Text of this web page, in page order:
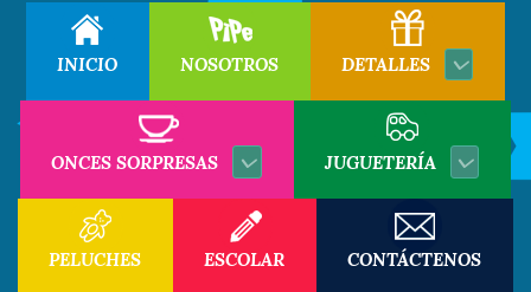
INICIO NOSOTROS DETALLES
ONCES SORPRESAS JUGUETERÍA
PELUCHES ESCOLAR CONTÁCTENOS